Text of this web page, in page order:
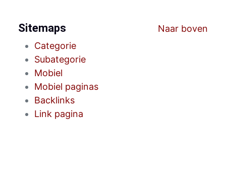
Naar boven
Sitemaps
Categorie
Subategorie
Mobiel
Mobiel paginas
Backlinks
Link pagina